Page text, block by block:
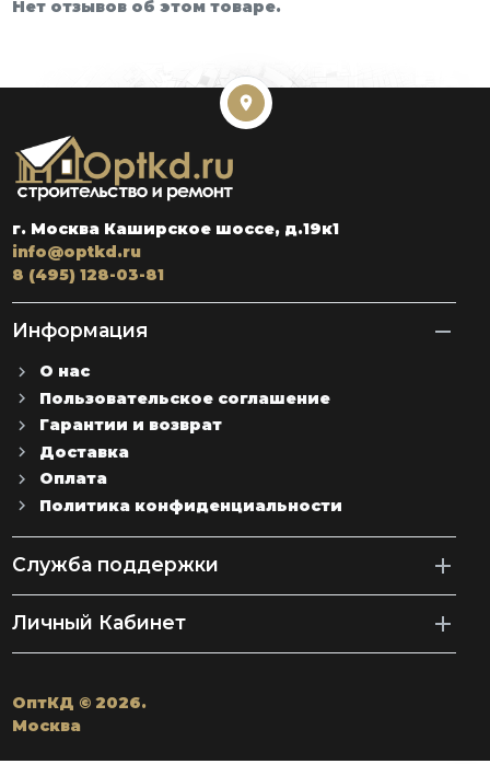
Нет отзывов об этом товаре.
г. Москва Каширское шоссе, д.19к1
info@optkd.ru
8 (495) 128-03-81
Информация
О нас
Пользовательское соглашение
Гарантии и возврат
Доставка
Оплата
Политика конфиденциальности
Служба поддержки
Личный Кабинет
ОптКД © 2026.
Москва